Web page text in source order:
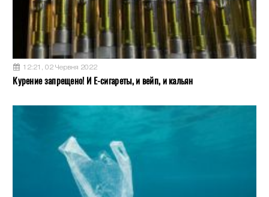
12:21, 02 Червня 2022
Курение запрещено! И Е-сигареты, и вейп, и кальян